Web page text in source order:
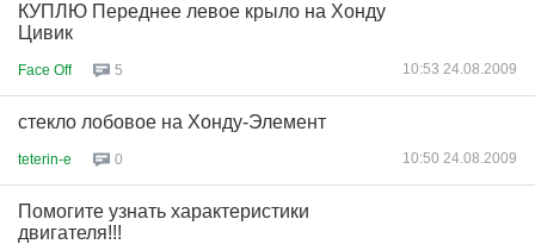
КУПЛЮ Переднее левое крыло на Хонду
Цивик
Face Off 5 10:53 24.08.2009
стекло лобовое на Хонду-Элемент
teterin-e 0 10:50 24.08.2009
Помогите узнать характеристики
двигателя!!!